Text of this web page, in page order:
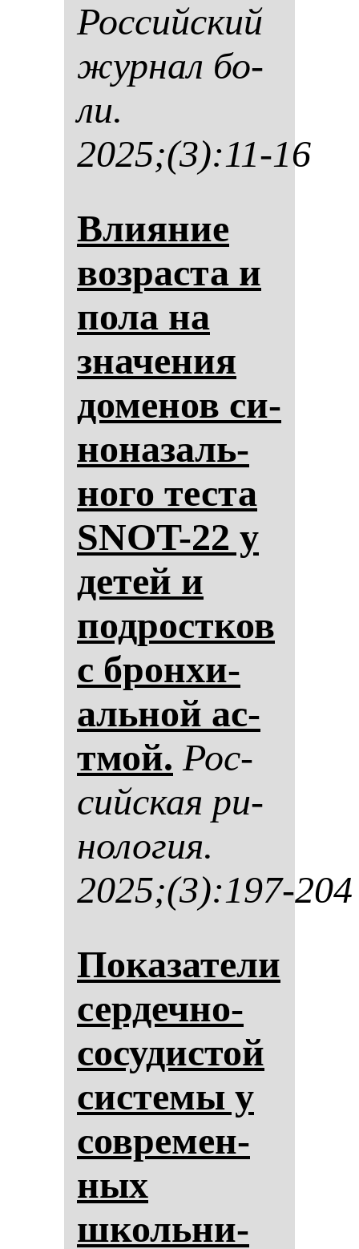
Рос­сий­ский
жур­нал бо­
ли.
2025;(3):11-16
Вли­яние
воз­рас­та и
по­ла на
зна­че­ния
до­ме­нов си­
но­на­заль­
но­го тес­та
SNOT-22 у
де­тей и
под­рос­тков
с брон­хи­
аль­ной ас­
тмой. Рос­
сий­ская ри­
но­ло­гия.
2025;(3):197-204
По­ка­за­те­ли
сер­деч­но-
со­су­дис­той
сис­те­мы у
сов­ре­мен­
ных
школь­ни­